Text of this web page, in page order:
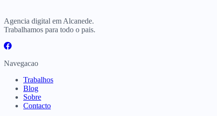
Agencia digital em Alcanede.
Trabalhamos para todo o pais.
Navegacao
Trabalhos
Blog
Sobre
Contacto